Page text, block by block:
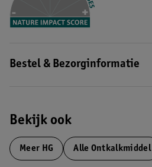
Bestel & Bezorginformatie
Bekijk ook
Meer HG Alle Ontkalkmiddel